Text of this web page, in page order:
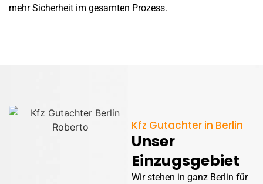
mehr Sicherheit im gesamten Prozess.
Kfz Gutachter in Berlin
Unser
Einzugsgebiet
Wir stehen in ganz Berlin für